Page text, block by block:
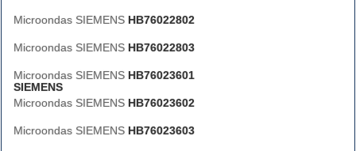
Microondas SIEMENS HB76022802
Microondas SIEMENS HB76022803
Microondas SIEMENS HB76023601
SIEMENS
Microondas SIEMENS HB76023602
Microondas SIEMENS HB76023603